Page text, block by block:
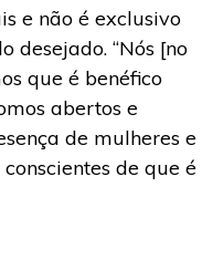
e não é exclusivo
desejado. “Nós [no
que é benéfico
abertos e
de mulheres e
de que é